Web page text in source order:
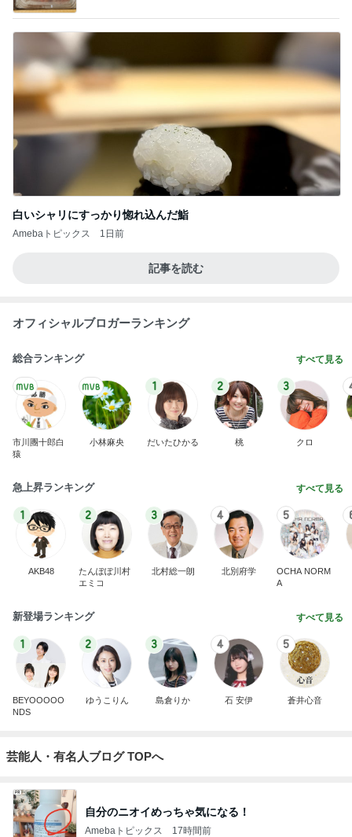
白いシャリにすっかり惚れ込んだ鮨
Amebaトピックス 1日前
記事を読む
オフィシャルブロガーランキング
総合ランキング すべて見る
市川團十郎白
猿
小林麻央
1
だいたひかる
2
桃
3
クロ
急上昇ランキング すべて見る
1
AKB48
2
たんぽぽ川村
エミコ
3
北村総一朗
4
北別府学
5
OCHA NORM
A
新登場ランキング すべて見る
1
BEYOOOOO
NDS
2
ゆうこりん
3
島倉りか
4
石 安伊
5
蒼井心音
芸能人・有名人ブログ TOPへ
自分のニオイめっちゃ気になる！
Amebaトピックス 17時間前